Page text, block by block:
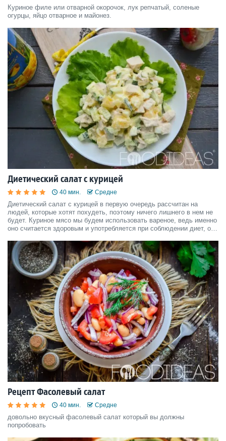
Куриное филе или отварной окорочок, лук репчатый, соленые
огурцы, яйцо отварное и майонез.
Диетический салат с курицей
40 мин. Средне
Диетический салат с курицей в первую очередь рассчитан на
людей, которые хотят похудеть, поэтому ничего лишнего в нем не
будет. Куриное мясо мы будем использовать вареное, ведь именно
оно считается здоровым и употребляется при соблюдении диет, от
использовать куриное филе, то есть грудку.
Рецепт Фасолевый салат
40 мин. Средне
довольно вкусный фасолевый салат который вы должны
попробовать